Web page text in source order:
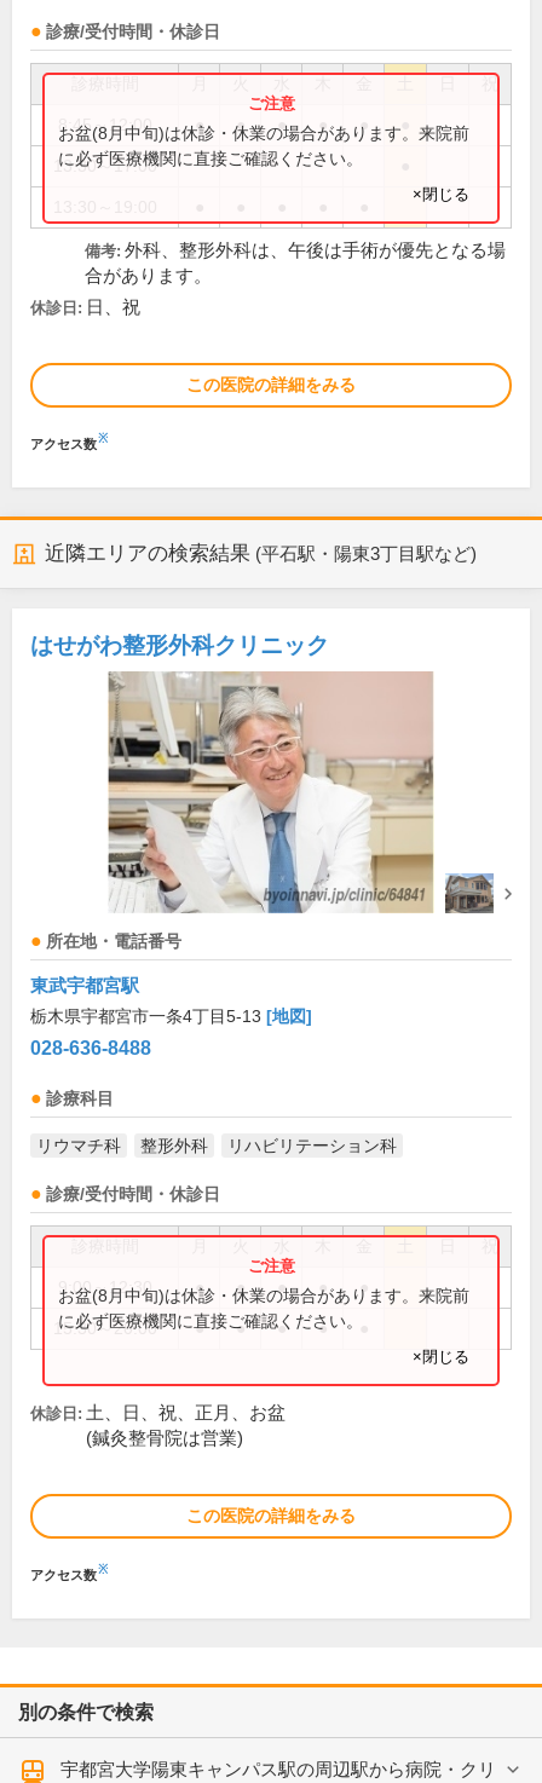
診療/受付時間・休診日
祝
8:45～12:00 ● ● ● ● ●
13:30～17:00
お盆(8月中旬)は休診・休業の場合があります。来院前
に必ず医療機関に直接ご確認ください。
×閉じる
備考: 外科、整形外科は、午後は手術が優先となる場
合があります。
休診日: 日、祝
この医院の詳細をみる
アクセス数※
近隣エリアの検索結果 (平石駅・陽東3丁目駅など)
はせがわ整形外科クリニック
所在地・電話番号
東武宇都宮駅
栃木県宇都宮市一条4丁目5-13 [地図]
028-636-8488
診療科目
リウマチ科 整形外科 リハビリテーション科
診療/受付時間・休診日
祝
9:00～12:30 ● ● ● ● ●
15:30～20:00 ● ● ● ●
お盆(8月中旬)は休診・休業の場合があります。来院前
に必ず医療機関に直接ご確認ください。
×閉じる
休診日: 土、日、祝、正月、お盆
(鍼灸整骨院は営業)
この医院の詳細をみる
アクセス数※
別の条件で検索
宇都宮大学陽東キャンパス駅の周辺駅から病院・クリ